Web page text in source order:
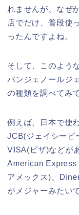
れませんが、なぜ
店でだけ、普段使
ったんですよね。
そして、このよう
バンジェノールジ
の種類を調べてみ
例えば、日本で使
JCB(ジェイシービ
VISA(ビザ)などが
American Express
アメックス)、
がメジャーみたい